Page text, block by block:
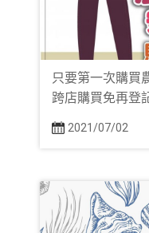
只要第一次購買
跨店購買免再登
2021/07/02